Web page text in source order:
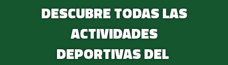
DESCUBRE TODAS LAS
ACTIVIDADES
DEPORTIVAS DEL